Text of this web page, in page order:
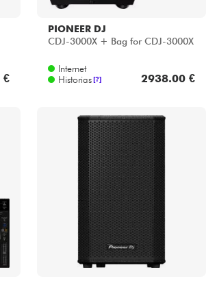
€
PIONEER DJ
CDJ-3000X + Bag for CDJ-3000X
Internet
Historias [?] 2938.00 €